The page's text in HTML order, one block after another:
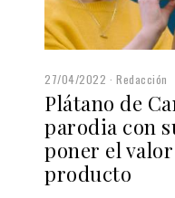
27/04/2022 Redacción
Plátano de
parodia con
poner el
producto